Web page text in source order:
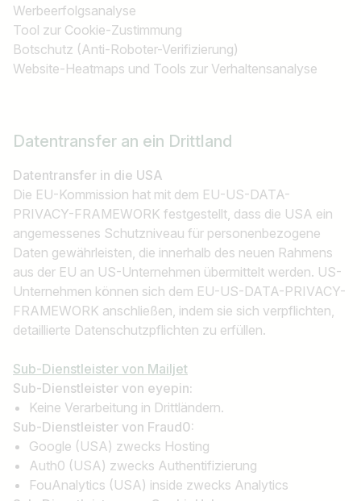
Werbeerfolgsanalyse
Tool zur Cookie-Zustimmung
Botschutz (Anti-Roboter-Verifizierung)
Website-Heatmaps und Tools zur Verhaltensanalyse
Datentransfer an ein Drittland
Datentransfer in die USA
Die EU-Kommission hat mit dem EU-US-DATA-
PRIVACY-FRAMEWORK festgestellt, dass die USA ein
angemessenes Schutzniveau für personenbezogene
Daten gewährleisten, die innerhalb des neuen Rahmens
aus der EU an US-Unternehmen übermittelt werden. US-
Unternehmen können sich dem EU-US-DATA-PRIVACY-
FRAMEWORK anschließen, indem sie sich verpflichten,
detaillierte Datenschutzpflichten zu erfüllen.
Sub-Dienstleister von Mailjet
Sub-Dienstleister von eyepin:
Keine Verarbeitung in Drittländern.
Sub-Dienstleister von Fraud0:
Google (USA) zwecks Hosting
Auth0 (USA) zwecks Authentifizierung
FouAnalytics (USA) inside zwecks Analytics
Jobtitel
z.B. Österreich
Land / Bundesland
Jobs finden